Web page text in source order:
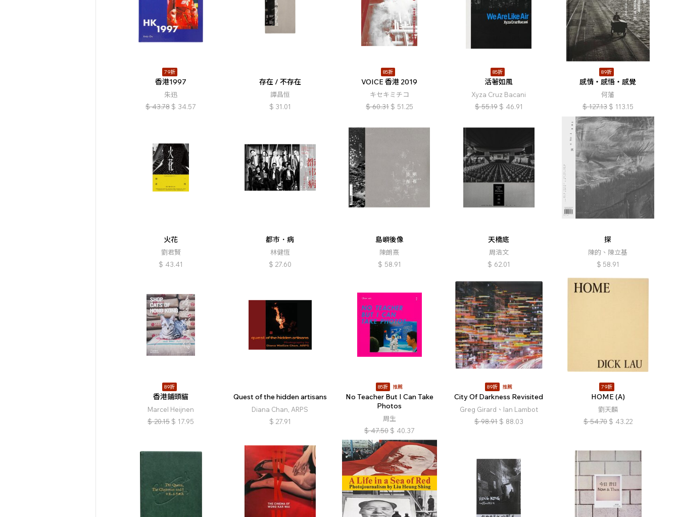
79折
香港1997
朱迅
$ 43.78 $ 34.57
存在 / 不存在
譚昌恒
$ 31.01
85折
VOICE 香港 2019
キセキミチコ
$ 60.31 $ 51.25
85折
活著如風
Xyza Cruz Bacani
$ 55.19 $ 46.91
89折
感情・感悟・感覺
何藩
$ 127.13 $ 113.15
火花
劉君賢
$ 43.41
都巿．病
林健恆
$ 27.60
島嶼後像
陳朗熹
$ 58.91
天橋底
周浩文
$ 62.01
探
陳的、陳立基
$ 58.91
89折
香港鋪頭貓
Marcel Heijnen
$ 20.15 $ 17.95
Quest of the hidden artisans
Diana Chan, ARPS
$ 27.91
85折 推薦
No Teacher But I Can Take
Photos
周生
$ 47.50 $ 40.37
89折 推薦
City Of Darkness Revisited
Greg Girard、Ian Lambot
$ 98.91 $ 88.03
79折
HOME (A)
劉天麟
$ 54.70 $ 43.22